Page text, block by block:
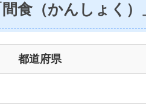
食（かんしょく）
都道府県